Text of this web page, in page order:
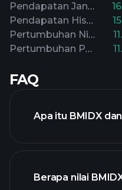
Pendapatan Jangka Panjang
Pendapatan Historis
Pertumbuhan Nilai Buku
Pertumbuhan Penjualan
FAQ
Apa itu BMIDX
Berapa nilai